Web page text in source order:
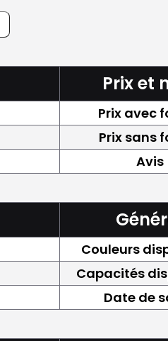
Prix et
Prix avec
Prix sans
Avis
Couleurs
Capacités
Date de